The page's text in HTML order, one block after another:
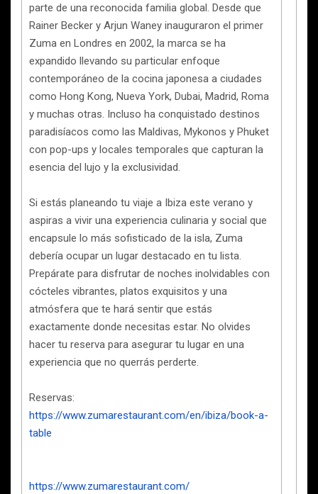
parte de una reconocida familia global. Desde que
Rainer Becker y Arjun Waney inauguraron el primer
Zuma en Londres en 2002, la marca se ha
expandido llevando su particular enfoque
contemporáneo de la cocina japonesa a ciudades
como Hong Kong, Nueva York, Dubai, Madrid, Roma
y muchas otras. Incluso ha conquistado destinos
paradisíacos como las Maldivas, Mykonos y Phuket
con pop-ups y locales temporales que capturan la
esencia del lujo y la exclusividad.
Si estás planeando tu viaje a Ibiza este verano y
aspiras a vivir una experiencia culinaria y social que
encapsule lo más sofisticado de la isla, Zuma
debería ocupar un lugar destacado en tu lista.
Prepárate para disfrutar de noches inolvidables con
cócteles vibrantes, platos exquisitos y una
atmósfera que te hará sentir que estás
exactamente donde necesitas estar. No olvides
hacer tu reserva para asegurar tu lugar en una
experiencia que no querrás perderte.
Reservas:
https://www.zumarestaurant.com/en/ibiza/book-a-
table
https://www.zumarestaurant.com/